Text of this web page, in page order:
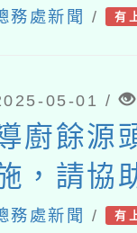
「學校
區輔導
名參加
務處新聞 / 有
05-01 /
廚餘源
，請協
跑馬
務處新聞 / 有